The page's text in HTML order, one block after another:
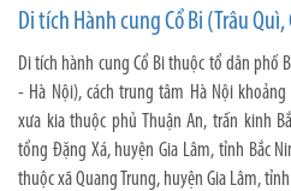
Di tích Hành cung Cổ Bi (Trâu
Di tích hành cung Cổ Bi thuộc tổ dân phố
- Hà Nội), cách trung tâm Hà Nội
xưa kia thuộc phủ Thuận An, trấn kinh
tổng Đặng Xá, huyện Gia Lâm, tỉnh Bắc
thuộc xã Quang Trung, huyện Gia Lâm,